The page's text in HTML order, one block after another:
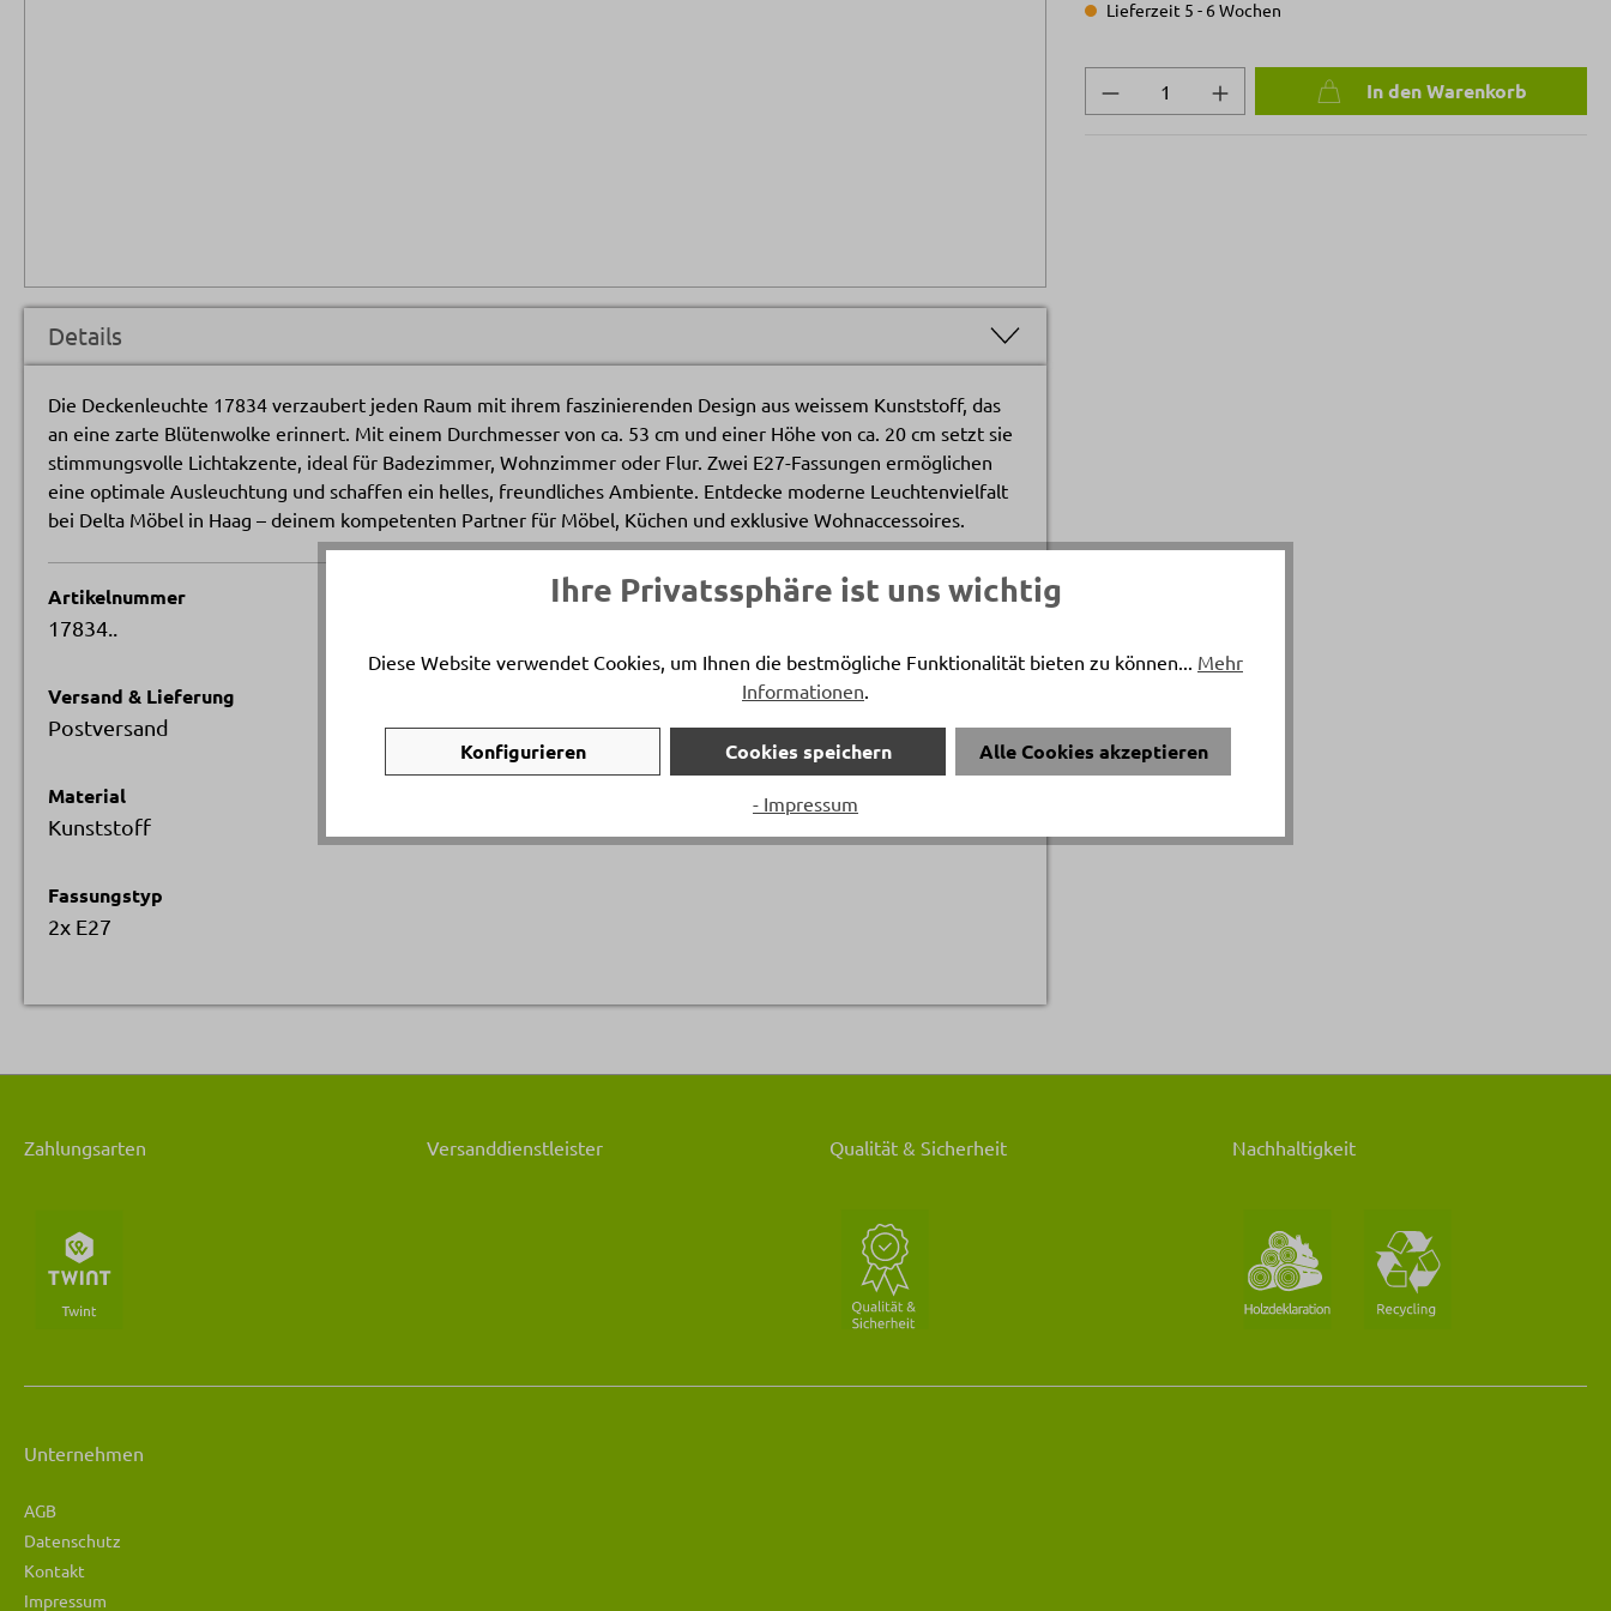
Lieferzeit 5 - 6 Wochen
Produkt Anzahl: Gib denIn den Warenkorb
Details
Die Deckenleuchte 17834 verzaubert jeden Raum mit ihrem faszinierenden Design aus weissem Kunststoff, das
an eine zarte Blütenwolke erinnert. Mit einem Durchmesser von ca. 53 cm und einer Höhe von ca. 20 cm setzt sie
stimmungsvolle Lichtakzente, ideal für Badezimmer, Wohnzimmer oder Flur. Zwei E27-Fassungen ermöglichen
eine optimale Ausleuchtung und schaffen ein helles, freundliches Ambiente. Entdecke moderne Leuchtenvielfalt
bei Delta Möbel in Haag – deinem kompetenten Partner für Möbel, Küchen und exklusive Wohnaccessoires.
Artikelnummer
17834..
Durchmesser
Versand & Lieferung
Postversand
ca. 20 cm
Material
Kunststoff
Fassungstyp
2x E27
Zahlungsarten Versanddienstleister Qualität & Sicherheit Nachhaltigkeit
Unternehmen
AGB
Datenschutz
Kontakt
Impressum
Ihre Privatssphäre ist uns wichtig
Diese Website verwendet Cookies, um Ihnen die bestmögliche Funktionalität bieten zu können... Mehr
Informationen
Konfigurieren Cookies speichern Alle Cookies akzeptieren
- Impressum